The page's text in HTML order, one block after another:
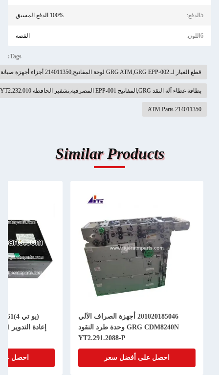
100% الدفع المسبق
الفضة
Tags:
قطع الغيار لـ GRG ATM,GRG EPP-002 لوحة المفاتيح,214011350 أجزاء أجهزة صيانة
بطاقة غطاء آلة النقد GRG,المفاتيح EPP-001 المصرفية,تشفير الحافظة YT2.232.010
214011350 ATM Parts
Similar Products
201020185046 أجهزة الصراف الآلي
GRG CDM8240N وحدة طرد النقود
YT2.291.2088-P
احصل على أفضل سعر احصل